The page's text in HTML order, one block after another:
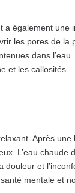
a également une
les pores de
dans
et les callosités.
Après
L’eau chaude
et
mentale et